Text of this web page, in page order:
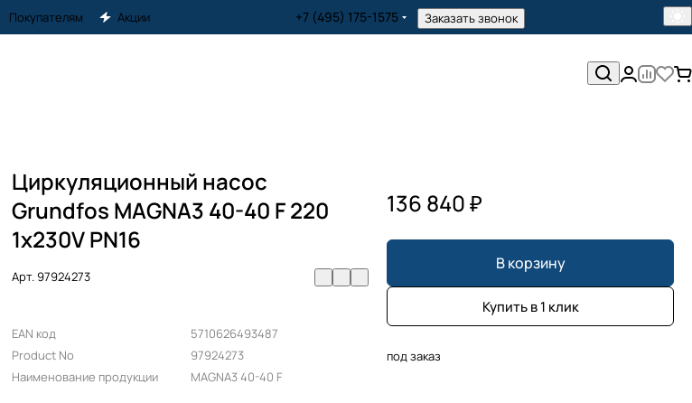
Покупателям Акции +7 (495) 175-1575 Заказать звонок
Циркуляционный насос
Grundfos MAGNA3 40-40 F 220
1x230V PN16
Арт.97924273
EAN код
Product No
Наименование продукции
5710626493487
97924273
MAGNA3 40-40 F
136 840 ₽
В корзину
Купить в 1 клик
под заказ